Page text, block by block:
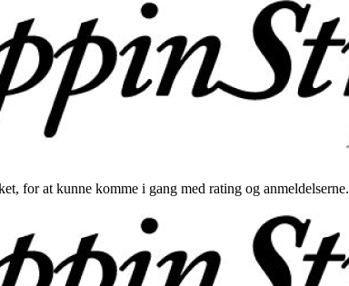
for at kunne komme i gang med rating og anmeldelserne.